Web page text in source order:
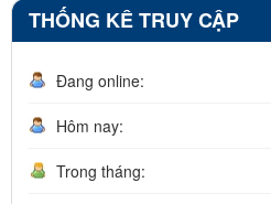
THỐNG KÊ TRUY CẬP
Đang online:
Hôm nay:
Trong tháng: